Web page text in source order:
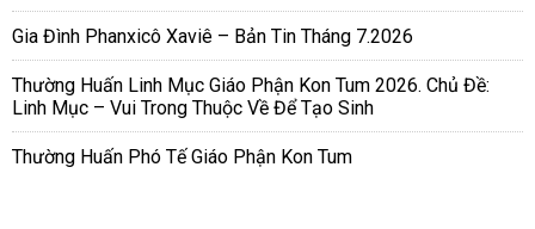
Gia Đình Phanxicô Xaviê – Bản Tin Tháng 7.2026
Thường Huấn Linh Mục Giáo Phận Kon Tum 2026. Chủ Đề:
Linh Mục – Vui Trong Thuộc Về Để Tạo Sinh
Thường Huấn Phó Tế Giáo Phận Kon Tum